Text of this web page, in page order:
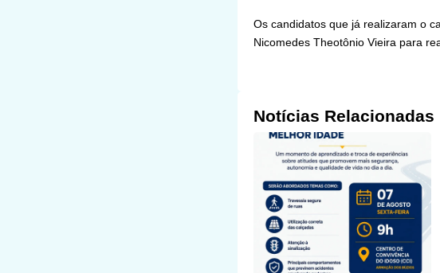
Os candidatos que já realizaram o
Nicomedes Theotônio Vieira para
Notícias Relacionadas